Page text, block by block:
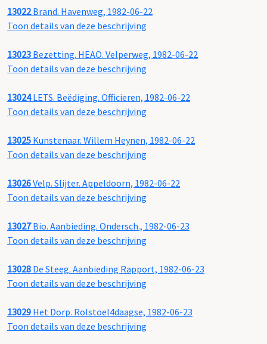
13022Brand. Havenweg, 1982-06-22
Toon details van deze beschrijving
13023 Bezetting. HEAO. Velperweg, 1982-06-22
Toon details van deze beschrijving
13024LETS. Beëdiging. Officieren, 1982-06-22
Toon details van deze beschrijving
13025 Kunstenaar. Willem Heynen, 1982-06-22
Toon details van deze beschrijving
13026Velp. Slijter. Appeldoorn, 1982-06-22
Toon details van deze beschrijving
13027Bio. Aanbieding. Ondersch., 1982-06-23
Toon details van deze beschrijving
13028 De Steeg. Aanbieding Rapport, 1982-06-23
Toon details van deze beschrijving
13029 Het Dorp. Rolstoel4daagse, 1982-06-23
Toon details van deze beschrijving